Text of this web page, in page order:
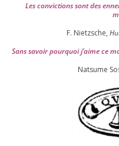
Les convic­tions sont des
F. Nietzsche,
Sans savoir pour­quoi j’aime ce
Natsume